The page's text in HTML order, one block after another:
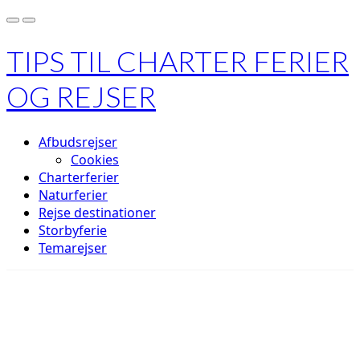
TIPS TIL CHARTER FERIER
OG REJSER
Afbudsrejser
Cookies
Charterferier
Naturferier
Rejse destinationer
Storbyferie
Temarejser